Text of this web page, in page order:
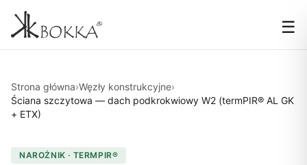
☰
Strona główna›Węzły konstrukcyjne›
Ściana szczytowa — dach podkrokwiowy W2 (termPIR® AL GK
+ ETX)
NAROŻNIK · TERMPIR®